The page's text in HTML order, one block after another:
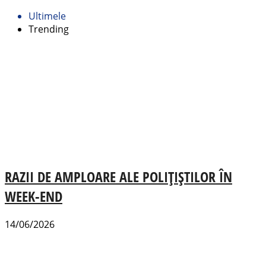
Ultimele
Trending
RAZII DE AMPLOARE ALE POLIȚIȘTILOR ÎN
WEEK-END
14/06/2026